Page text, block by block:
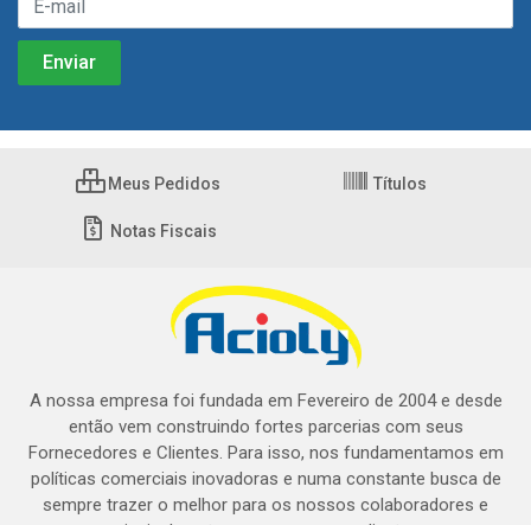
Meus Pedidos Títulos
Notas Fiscais
A nossa empresa foi fundada em Fevereiro de 2004 e desde
então vem construindo fortes parcerias com seus
Fornecedores e Clientes. Para isso, nos fundamentamos em
políticas comerciais inovadoras e numa constante busca de
sempre trazer o melhor para os nossos colaboradores e